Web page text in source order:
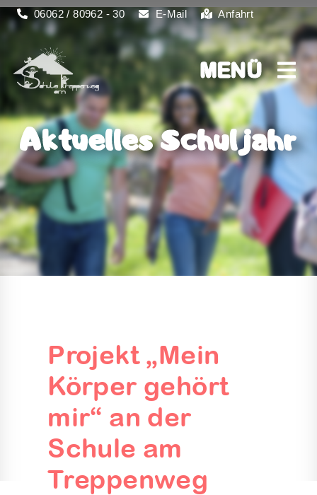
06062 / 80962 - 30 E-Mail Anfahrt
MENÜ
MENÜ
Aktuelles Schuljahr
Projekt „Mein
Körper gehört
mir“ an der
Schule am
Treppenweg